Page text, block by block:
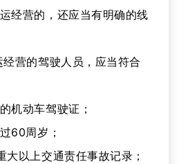
经营的，还应当有明确的线
营的驾驶人员，应当符合
机动车驾驶证；
60周岁；
大以上交通责任事故记录；